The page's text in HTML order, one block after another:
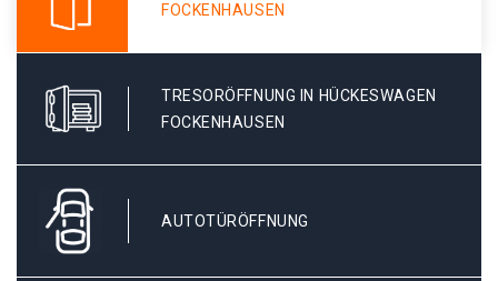
FOCKENHAUSEN
TRESORÖFFNUNG IN HÜCKESWAGEN
FOCKENHAUSEN
AUTOTÜRÖFFNUNG